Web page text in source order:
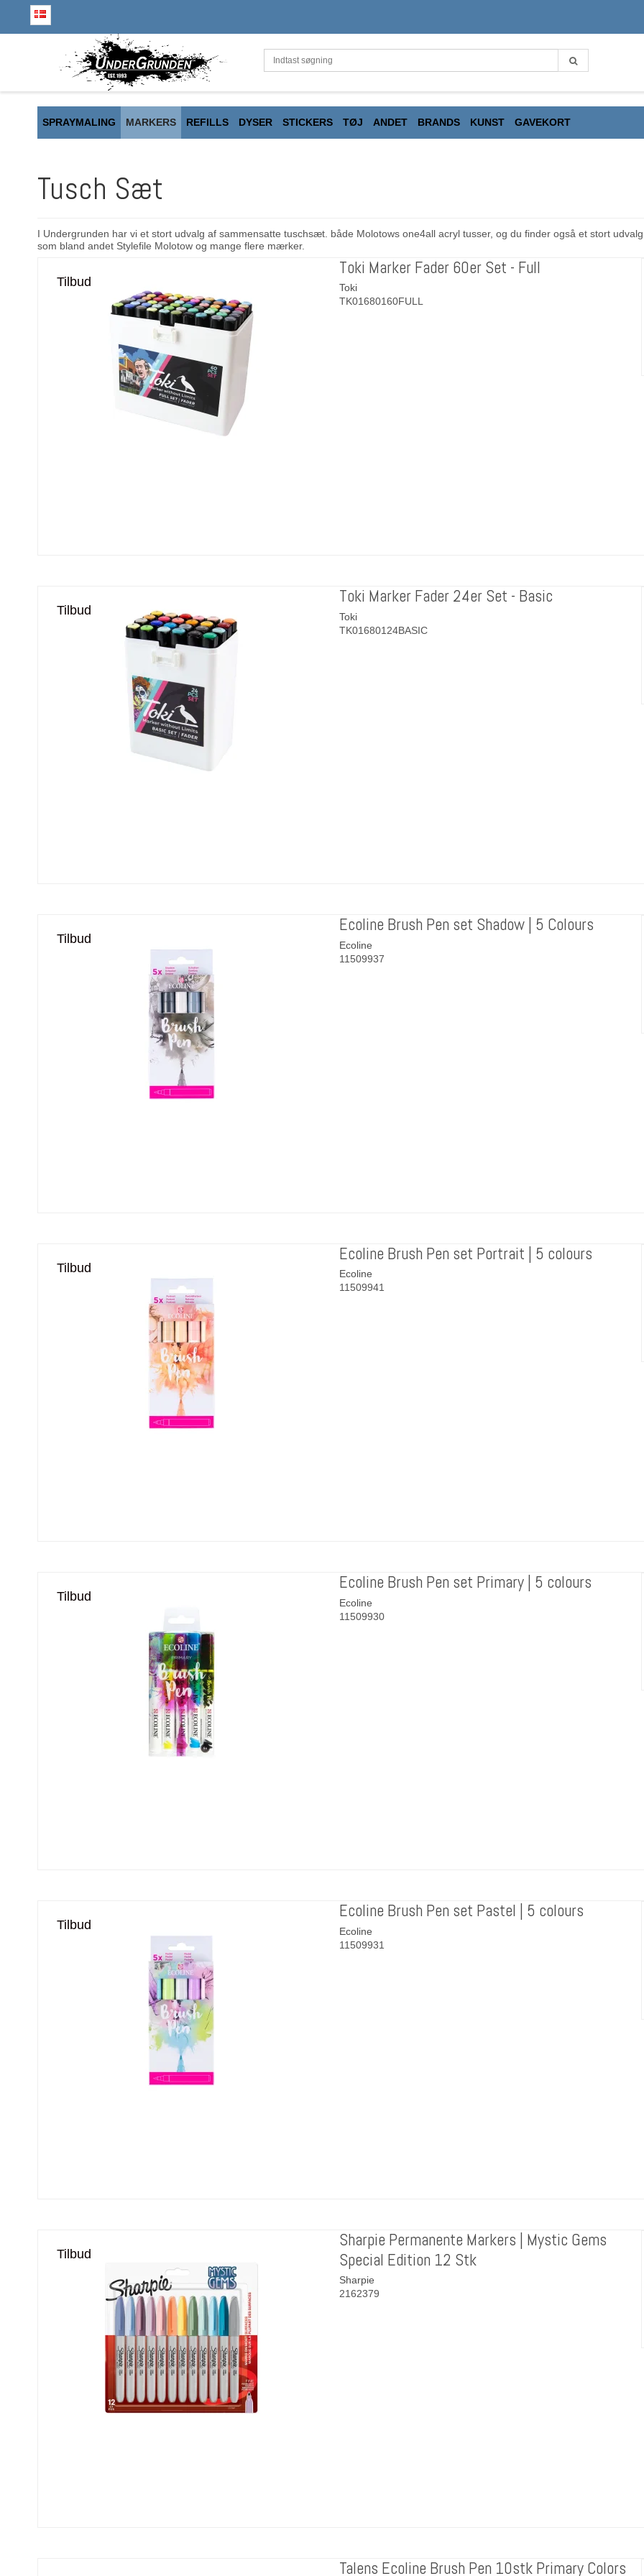
SPRAYMALING MARKERS REFILLS DYSER STICKERS TØJ ANDET BRANDS KUNST GAVEKORT
Tusch Sæt
I Undergrunden har vi et stort udvalg af sammensatte tuschsæt. både Molotows one4all acryl tusser, og du finder også et stort
som bland andet Stylefile Molotow og mange flere mærker.
Tilbud
Toki Marker Fader 60er Set - Full
Toki
TK01680160FULL
Tilbud
Toki Marker Fader 24er Set - Basic
Toki
TK01680124BASIC
Tilbud
Ecoline Brush Pen set Shadow | 5 Colours
Ecoline
11509937
Tilbud
Ecoline Brush Pen set Portrait | 5 colours
Ecoline
11509941
Tilbud
Ecoline Brush Pen set Primary | 5 colours
Ecoline
11509930
Tilbud
Ecoline Brush Pen set Pastel | 5 colours
Ecoline
11509931
Tilbud
Sharpie Permanente Markers | Mystic Gems
Special Edition 12 Stk
Sharpie
2162379
Talens Ecoline Brush Pen 10stk Primary Colors